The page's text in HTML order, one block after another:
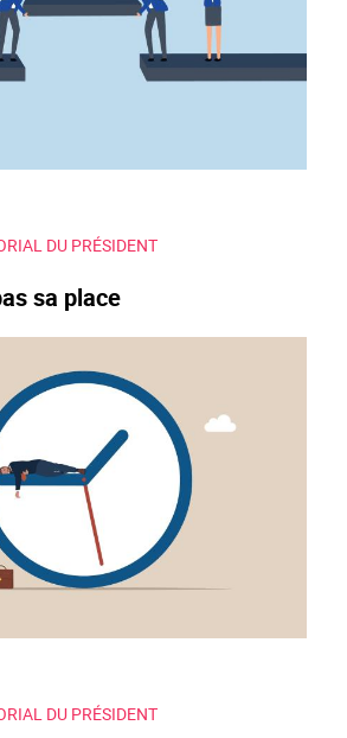
DU PRÉSIDENT
sa place
DU PRÉSIDENT